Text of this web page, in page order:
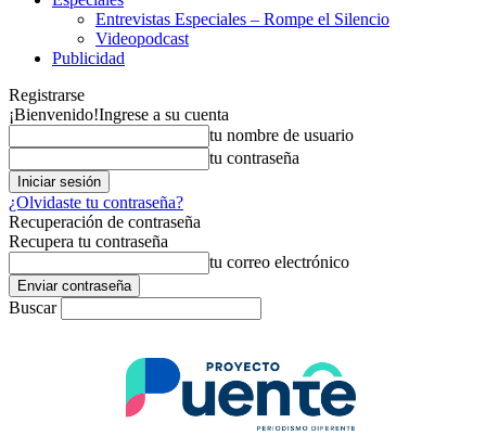
Entrevistas Especiales – Rompe el Silencio
Videopodcast
Publicidad
Registrarse
¡Bienvenido!Ingrese a su cuenta
tu nombre de usuario
tu contraseña
¿Olvidaste tu contraseña?
Recuperación de contraseña
Recupera tu contraseña
tu correo electrónico
Buscar